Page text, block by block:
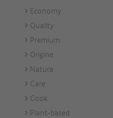
Footer
Unsere
Marken
Economy
Quality
Premium
Origine
Natura
Care
Cook
Plant-based